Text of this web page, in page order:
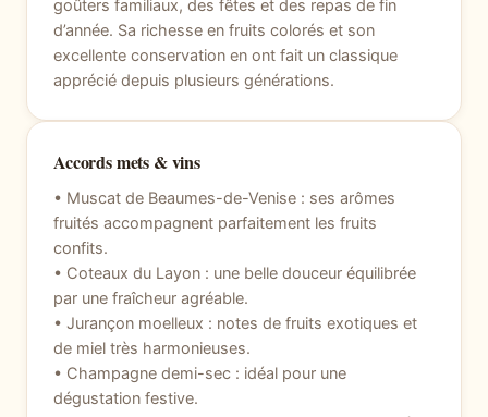
goûters familiaux, des fêtes et des repas de fin
d’année. Sa richesse en fruits colorés et son
excellente conservation en ont fait un classique
apprécié depuis plusieurs générations.
Accords mets & vins
• Muscat de Beaumes-de-Venise : ses arômes
fruités accompagnent parfaitement les fruits
confits.
• Coteaux du Layon : une belle douceur équilibrée
par une fraîcheur agréable.
• Jurançon moelleux : notes de fruits exotiques et
de miel très harmonieuses.
• Champagne demi-sec : idéal pour une
dégustation festive.